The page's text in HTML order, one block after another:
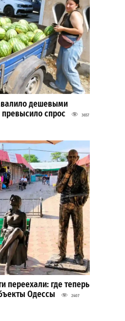
дешевыми
спрос
3657
переехали: где теперь
Одессы
2407